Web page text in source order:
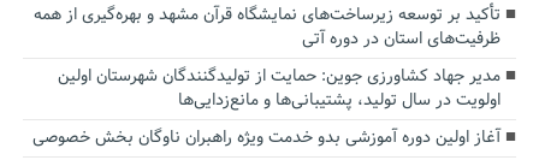
تأکید بر توسعه زیرساخت‌های نمایشگاه قرآن مشهد و بهره‌گیری از همه
ظرفیت‌های استان در دوره آتی
مدیر جهاد کشاورزی جوین: حمایت از تولیدگنندگان شهرستان اولین
اولویت در سال تولید، پشتیبانی‌ها و مانع‌زدایی‌ها
آغاز اولین دوره آموزشی بدو خدمت ویژه راهبران ناوگان بخش خصوصی